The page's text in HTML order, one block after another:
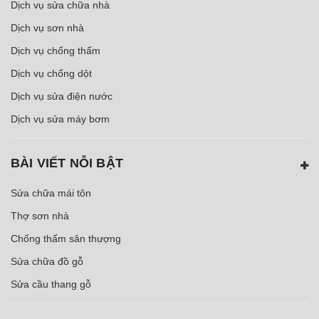
Dịch vụ sửa chữa nhà
Dịch vụ sơn nhà
Dịch vụ chống thấm
Dịch vụ chống dột
Dịch vụ sửa điện nước
Dịch vụ sửa máy bơm
BÀI VIẾT NỖI BẬT
Sửa chữa mái tôn
Thợ sơn nhà
Chống thấm sân thượng
Sửa chữa đồ gỗ
Sửa cầu thang gỗ